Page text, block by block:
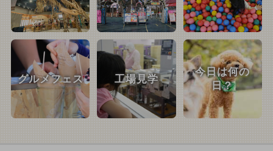
グルメフェス 工場見学
今日は何の
日？